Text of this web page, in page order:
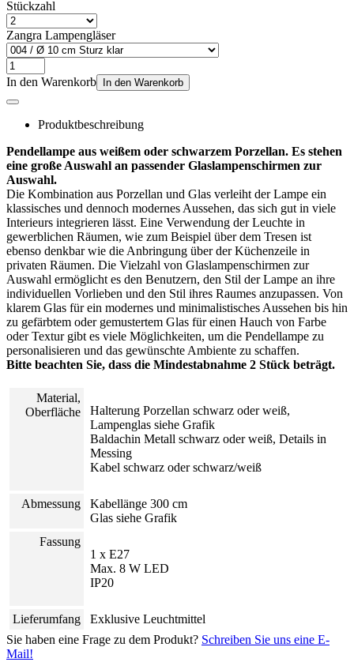
Stückzahl
Zangra Lampengläser
In den Warenkorb In den Warenkorb
Produktbeschreibung
Pendellampe aus weißem oder schwarzem Porzellan. Es stehen
eine große Auswahl an passender Glaslampenschirmen zur
Auswahl.
Die Kombination aus Porzellan und Glas verleiht der Lampe ein
klassisches und dennoch modernes Aussehen, das sich gut in viele
Interieurs integrieren lässt. Eine Verwendung der Leuchte in
gewerblichen Räumen, wie zum Beispiel über dem Tresen ist
ebenso denkbar wie die Anbringung über der Küchenzeile in
privaten Räumen. Die Vielzahl von Glaslampenschirmen zur
Auswahl ermöglicht es den Benutzern, den Stil der Lampe an ihre
individuellen Vorlieben und den Stil ihres Raumes anzupassen. Von
klarem Glas für ein modernes und minimalistisches Aussehen bis hin
zu gefärbtem oder gemustertem Glas für einen Hauch von Farbe
oder Textur gibt es viele Möglichkeiten, um die Pendellampe zu
personalisieren und das gewünschte Ambiente zu schaffen.
Bitte beachten Sie, dass die Mindestabnahme 2 Stück beträgt.
Material,
Oberfläche
Halterung Porzellan schwarz oder weiß,
Lampenglas siehe Grafik
Baldachin Metall schwarz oder weiß, Details in
Messing
Kabel schwarz oder schwarz/weiß
Abmessung
Kabellänge 300 cm
Glas siehe Grafik
Fassung
1 x E27
Max. 8 W LED
IP20
Lieferumfang
Exklusive Leuchtmittel
Sie haben eine Frage zu dem Produkt? Schreiben Sie uns eine E-
Mail!